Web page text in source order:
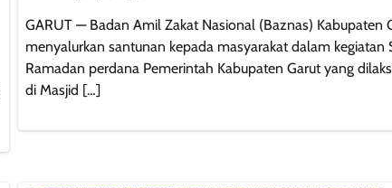
GARUT — Badan Amil Zakat Nasional (Baznas) Kabupaten
menyalurkan santunan kepada masyarakat dalam kegiatan
Ramadan perdana Pemerintah Kabupaten Garut yang
di Masjid […]